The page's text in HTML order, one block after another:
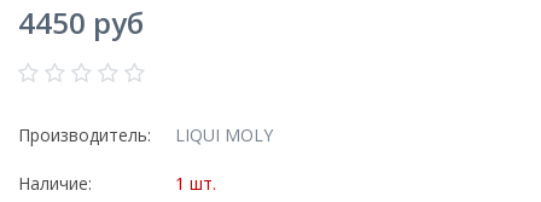
4450 руб
Производитель: LIQUI MOLY
Наличие: 1 шт.